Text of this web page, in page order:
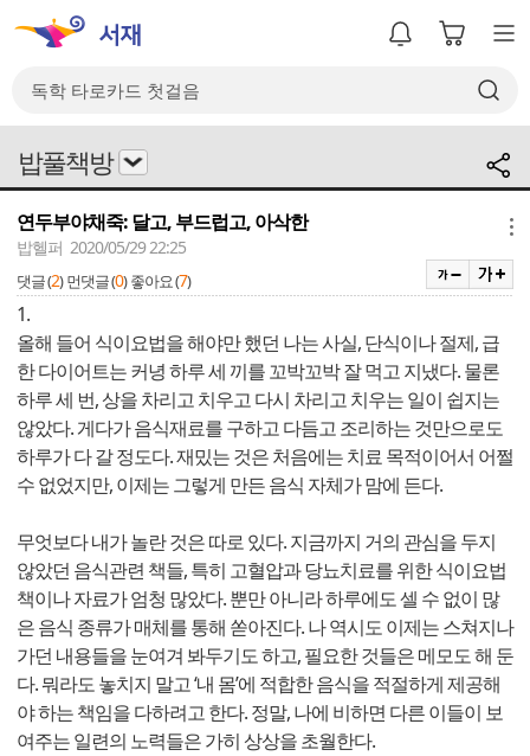
밥풀책방
연두부야채죽: 달고, 부드럽고, 아삭한
밥헬퍼 2020/05/29 22:25
댓글 (2) 먼댓글 (0) 좋아요 (7)
1.
올해 들어 식이요법을 해야만 했던 나는 사실, 단식이나 절제, 급
한 다이어트는 커녕 하루 세 끼를 꼬박꼬박 잘 먹고 지냈다. 물론
하루 세 번, 상을 차리고 치우고 다시 차리고 치우는 일이 쉽지는
않았다. 게다가 음식재료를 구하고 다듬고 조리하는 것만으로도
하루가 다 갈 정도다. 재밌는 것은 처음에는 치료 목적이어서 어쩔
수 없었지만, 이제는 그렇게 만든 음식 자체가 맘에 든다.
무엇보다 내가 놀란 것은 따로 있다. 지금까지 거의 관심을 두지
않았던 음식관련 책들, 특히 고혈압과 당뇨치료를 위한 식이요법
책이나 자료가 엄청 많았다. 뿐만 아니라 하루에도 셀 수 없이 많
은 음식 종류가 매체를 통해 쏟아진다. 나 역시도 이제는 스쳐지나
가던 내용들을 눈여겨 봐두기도 하고, 필요한 것들은 메모도 해 둔
다. 뭐라도 놓치지 말고 ‘내 몸’에 적합한 음식을 적절하게 제공해
야 하는 책임을 다하려고 한다. 정말, 나에 비하면 다른 이들이 보
여주는 일련의 노력들은 가히 상상을 초월한다.